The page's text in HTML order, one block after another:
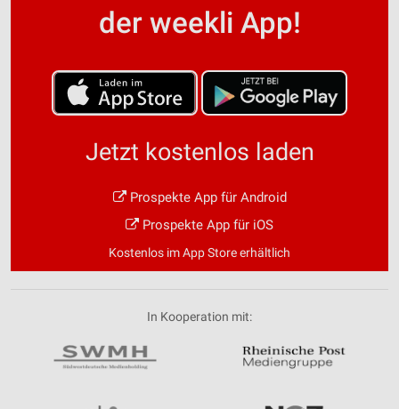
der weekli App!
Jetzt kostenlos laden
Prospekte App für Android
Prospekte App für iOS
Kostenlos im App Store erhältlich
In Kooperation mit: